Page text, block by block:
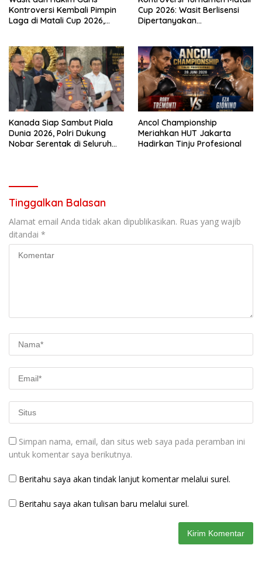
Kontroversi Kembali Pimpin
Laga di Matali Cup 2026,
Cup 2026: Wasit Berlisensi
Dipertanyakan
Kanada Siap Sambut Piala
Dunia 2026, Polri Dukung
Nobar Serentak di Seluruh
Ancol Championship
Meriahkan HUT Jakarta
Hadirkan Tinju Profesional
Tinggalkan Balasan
Alamat email Anda tidak akan dipublikasikan. Ruas yang wajib
ditandai *
Simpan nama, email, dan situs web saya pada peramban ini
untuk komentar saya berikutnya.
Beritahu saya akan tindak lanjut komentar melalui surel.
Beritahu saya akan tulisan baru melalui surel.